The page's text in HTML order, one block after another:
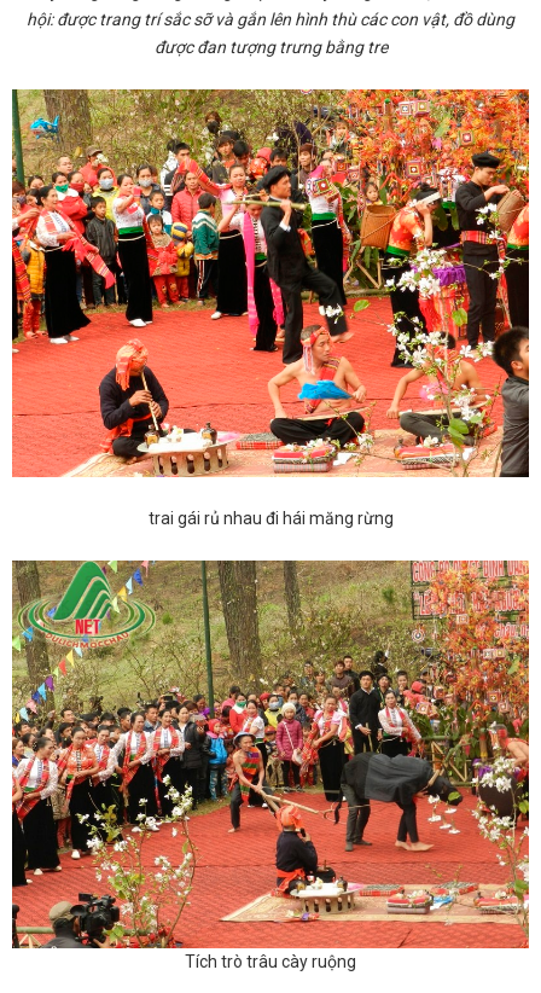
hội: được trang trí sắc sỡ và gắn lên hình thù các con vật, đồ dùng
được đan tượng trưng bằng tre
trai gái rủ nhau đi hái măng rừng
Tích trò trâu cày ruộng